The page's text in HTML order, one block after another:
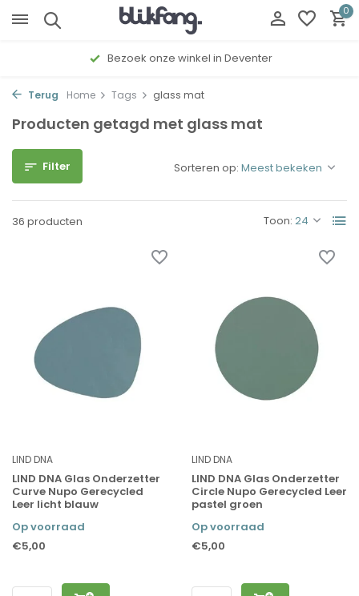
0
Gratis cadeau inpakservice
Terug Home Tags glass mat
Producten getagd met glass mat
Filter
36 producten Toon:
Sorteren op:
LIND DNA
LIND DNA Glas Onderzetter
Curve Nupo Gerecycled
Leer licht blauw
Op voorraad
€5,00
LIND DNA
LIND DNA Glas Onderzetter
Circle Nupo Gerecycled Leer
pastel groen
Op voorraad
€5,00